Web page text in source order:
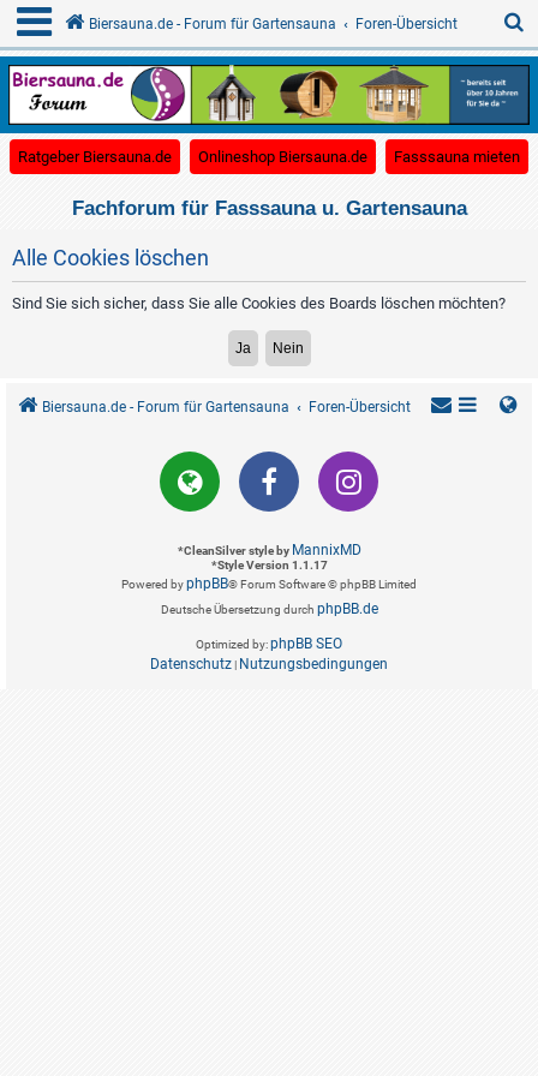
Biersauna.de - Forum für Gartensauna Foren-Übersicht
u
Ratgeber Biersauna.de(Opens a new tab)
Onlineshop Biersauna.de(Opens a new tab)
Fasssauna mieten
Fachforum für Fasssauna u. Gartensauna
Alle Cookies löschen
Sind Sie sich sicher, dass Sie alle Cookies des Boards löschen möchten?
Biersauna.de - Forum für Gartensauna Foren-Übersicht
*CleanSilver style by MannixMD
*Style Version 1.1.17
Powered byphpBB® Forum Software © phpBB Limited
Deutsche Übersetzung durch phpBB.de
Optimized by:phpBB SEO
Datenschutz | Nutzungsbedingungen